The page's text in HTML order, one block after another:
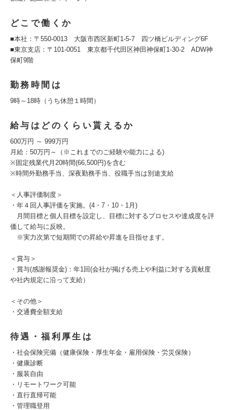
どこで働くか
■本社：〒550-0013 大阪市西区新町1-5-7 四ツ橋ビルディング6F
■東京支店：〒101-0051 東京都千代田区神田神保町1-30-2 ADW神
保町9階
勤務時間は
9時～18時（うち休憩１時間）
給与はどのくらい貰えるか
600万円 ～ 999万円
月給：50万円～（※これまでのご経験や能力による)
※固定残業代月20時間(66,500円)を含む
※時間外勤務手当、深夜勤務手当、役職手当は別途支給
＜人事評価制度＞
・年４回人事評価を実施。(4・7・10・1月)
月間目標と個人目標を設定し、目標に対するプロセスや達成度を評
価して給与に反映。
※実力次第で短期間での昇給や昇進を目指せます。
＜賞与＞
・賞与(感謝報奨金)：年1回(会社が掲げる売上や利益に対する貢献度
や社内規定に沿って支給）
＜その他＞
・交通費全額支給
待遇・福利厚生は
・社会保険完備（健康保険・厚生年金・雇用保険・労災保険）
・健康診断
・服装自由
・リモートワーク可能
・直行直帰可能
・管理職登用